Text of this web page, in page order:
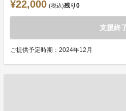
¥22,000 (税込)残り0
支援終
ご提供予定時期：2024年12月